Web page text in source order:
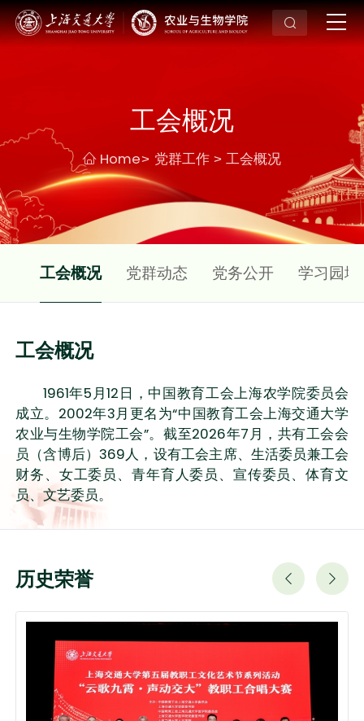
工会概况
Home> 党群工作 > 工会概况
工会概况 党群动态 党务公开 学习园地
工会概况
1961年5月12日，中国教育工会上海农学院委员会
成立。 2002年3月更名为“中国教育工会上海交通大学
农业与生物学院工会”。截至2026年7月，共有工会会
员（含博后）369人，设有工会主席、生活委员兼工会
财务、女工委员、青年育人委员、宣传委员、体育文
员、文艺委员。
历史荣誉